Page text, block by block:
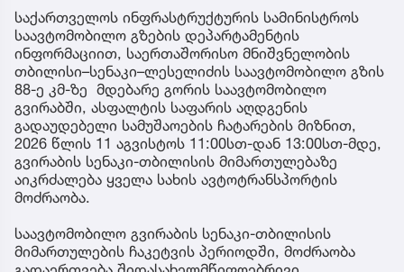
საქართველოს ინფრასტრუქტურის სამინისტროს
საავტომობილო გზების დეპარტამენტის
ინფორმაციით, საერთაშორისო მნიშვნელობის
თბილისი–სენაკი–ლესელიძის საავტომობილო გზის
88-ე კმ-ზე მდებარე გორის საავტომობილო
გვირაბში, ასფალტის საფარის აღდგენის
გადაუდებელი სამუშაოების ჩატარების მიზნით,
2026 წლის 11 აგვისტოს 11:00სთ-დან 13:00სთ-მდე,
გვირაბის სენაკი-თბილისის მიმართულებაზე
აიკრძალება ყველა სახის ავტოტრანსპორტის
მოძრაობა.
საავტომობილო გვირაბის სენაკი-თბილისის
მიმართულების ჩაკეტვის პერიოდში, მოძრაობა